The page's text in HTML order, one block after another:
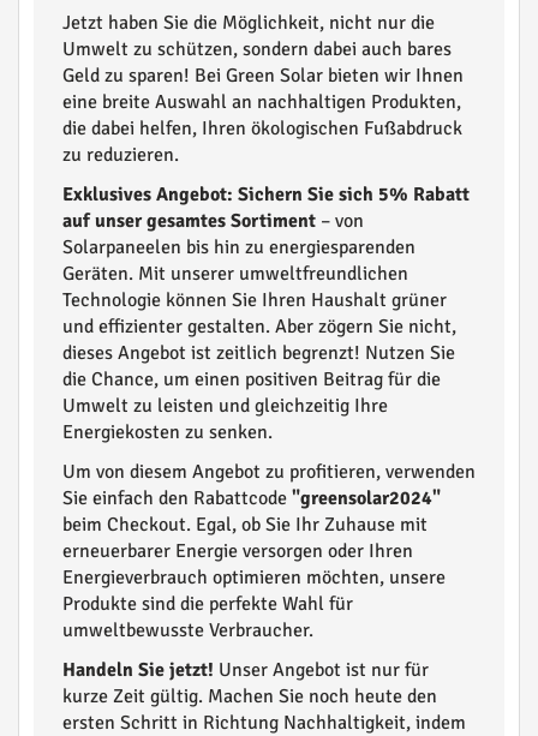
Jetzt haben Sie die Möglichkeit, nicht nur die
Umwelt zu schützen, sondern dabei auch bares
Geld zu sparen! Bei Green Solar bieten wir Ihnen
eine breite Auswahl an nachhaltigen Produkten,
die dabei helfen, Ihren ökologischen Fußabdruck
zu reduzieren.
Exklusives Angebot: Sichern Sie sich 5% Rabatt
auf unser gesamtes Sortiment – von
Solarpaneelen bis hin zu energiesparenden
Geräten. Mit unserer umweltfreundlichen
Technologie können Sie Ihren Haushalt grüner
und effizienter gestalten. Aber zögern Sie nicht,
dieses Angebot ist zeitlich begrenzt! Nutzen Sie
die Chance, um einen positiven Beitrag für die
Umwelt zu leisten und gleichzeitig Ihre
Energiekosten zu senken.
Um von diesem Angebot zu profitieren, verwenden
Sie einfach den Rabattcode "greensolar2024"
beim Checkout. Egal, ob Sie Ihr Zuhause mit
erneuerbarer Energie versorgen oder Ihren
Energieverbrauch optimieren möchten, unsere
Produkte sind die perfekte Wahl für
umweltbewusste Verbraucher.
Handeln Sie jetzt! Unser Angebot ist nur für
kurze Zeit gültig. Machen Sie noch heute den
ersten Schritt in Richtung Nachhaltigkeit, indem